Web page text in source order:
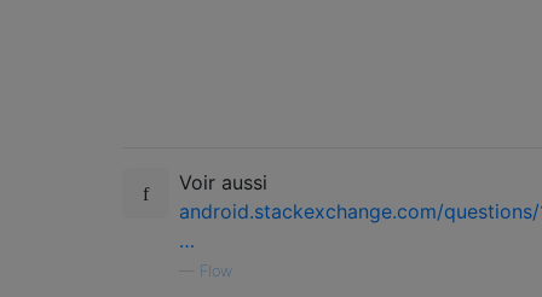
Voir aussi
android.stackexchange.com/
…
Flow